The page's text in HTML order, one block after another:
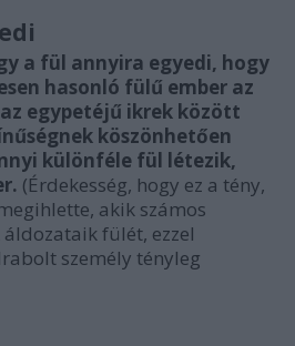
a fül annyira egyedi, hogy
hasonló fülű ember az
egypetéjű ikrek között
köszönhetően
különféle fül létezik,
(Érdekesség, hogy ez a tény,
akik számos
fülét, ezzel
személy tényleg